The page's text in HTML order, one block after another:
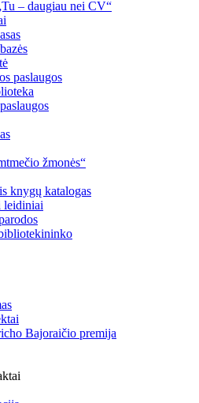
– daugiau nei CV“
paslaugos
žmonės“
knygų katalogas
leidiniai
Bajoraičio premija